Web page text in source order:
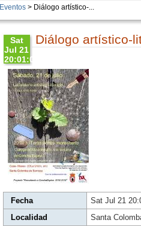
Eventos> Diálogo artístico-...
Sat
Jul 21
20:01:00
CEST
2018
Sat Jul
21
20:01:00
CEST
2018
Sat Jul
21
20:01:00
CEST
2018
Diálogo artístico-
Fecha
Sat Jul 21
Localidad
Santa